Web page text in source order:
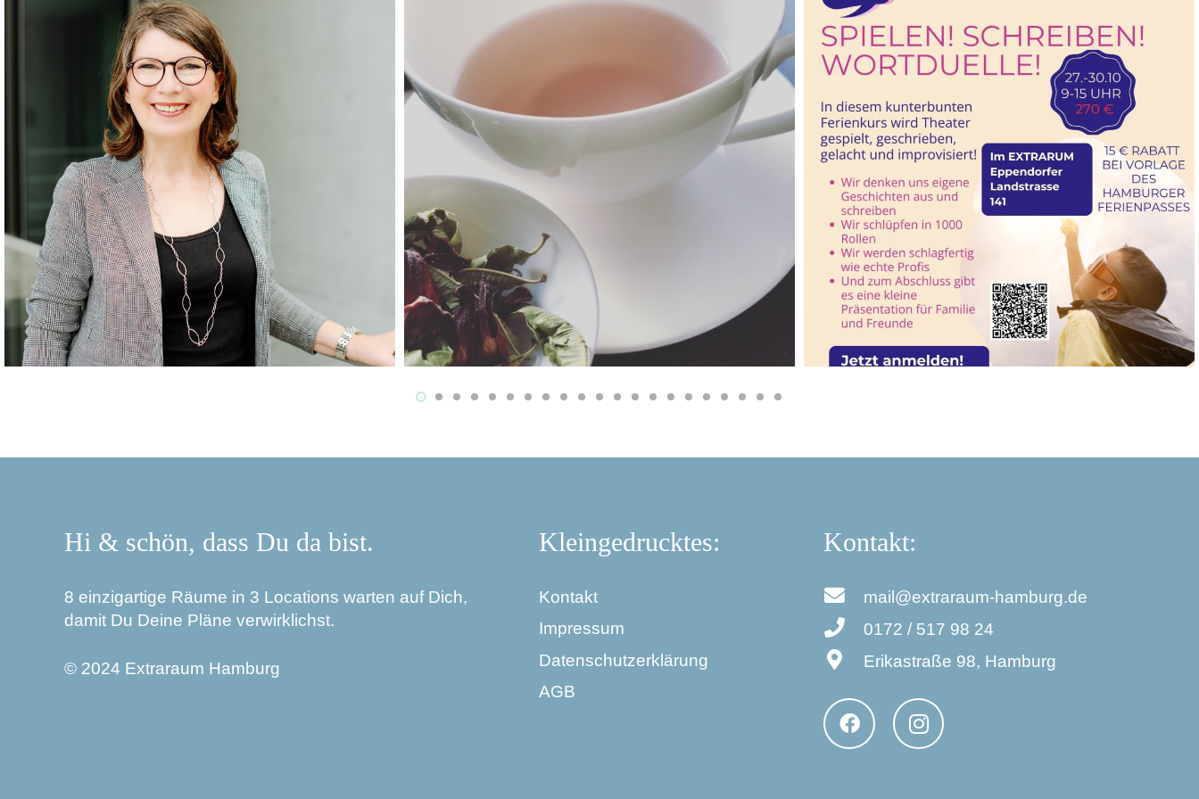
Hi & schön, dass Du da bist.
8 einzigartige Räume in 3 Locations warten auf Dich,
damit Du Deine Pläne verwirklichst.
© 2024 Extraraum Hamburg
Kleingedrucktes:
Kontakt
Impressum
Datenschutzerklärung
AGB
Kontakt:
mail@extraraum-hamburg.de
0172 / 517 98 24
Erikastraße 98, Hamburg